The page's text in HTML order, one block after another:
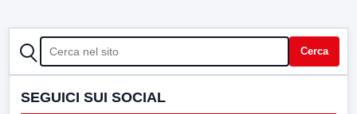
CERCA Cerca
SEGUICI SUI SOCIAL